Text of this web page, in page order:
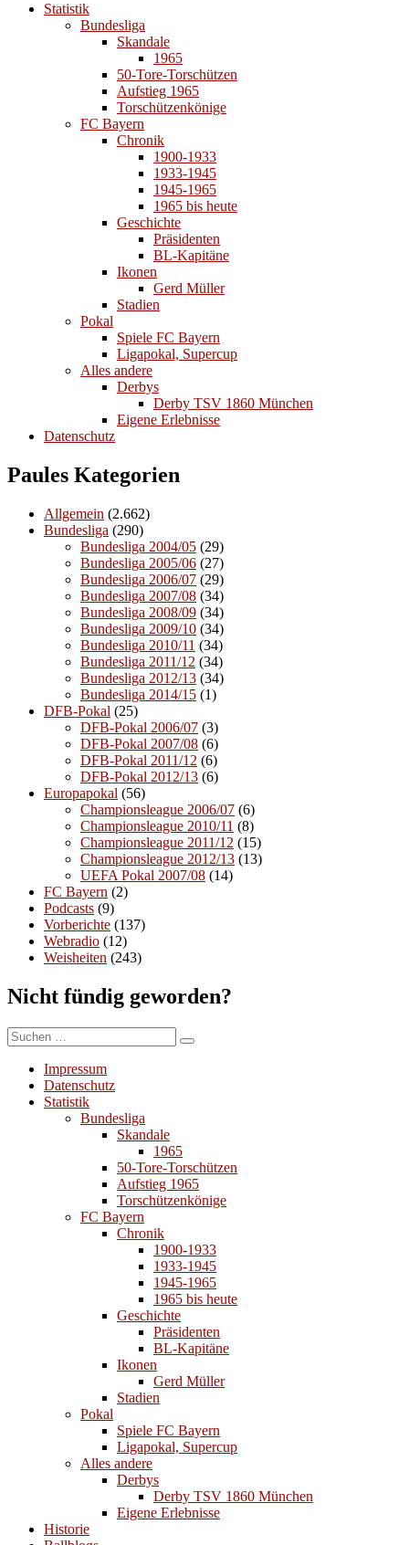
Statistik
Bundesliga
Skandale
1965
50-Tore-Torschützen
Aufstieg 1965
Torschützenkönige
FC Bayern
Chronik
1900-1933
1933-1945
1945-1965
1965 bis heute
Geschichte
Präsidenten
BL-Kapitäne
Ikonen
Gerd Müller
Stadien
Pokal
Spiele FC Bayern
Ligapokal, Supercup
Alles andere
Derbys
Derby TSV 1860 München
Eigene Erlebnisse
Datenschutz
Paules Kategorien
Allgemein (2.662)
Bundesliga (290)
Bundesliga 2004/05 (29)
Bundesliga 2005/06 (27)
Bundesliga 2006/07 (29)
Bundesliga 2007/08 (34)
Bundesliga 2008/09 (34)
Bundesliga 2009/10 (34)
Bundesliga 2010/11 (34)
Bundesliga 2011/12 (34)
Bundesliga 2012/13 (34)
Bundesliga 2014/15 (1)
DFB-Pokal (25)
DFB-Pokal 2006/07 (3)
DFB-Pokal 2007/08 (6)
DFB-Pokal 2011/12 (6)
DFB-Pokal 2012/13 (6)
Europapokal (56)
Championsleague 2006/07 (6)
Championsleague 2010/11 (8)
Championsleague 2011/12 (15)
Championsleague 2012/13 (13)
UEFA Pokal 2007/08 (14)
FC Bayern (2)
Podcasts (9)
Vorberichte (137)
Webradio (12)
Weisheiten (243)
Nicht fündig geworden?
Suchen
nach:
Suchen
Impressum
Datenschutz
Statistik
Bundesliga
Skandale
1965
50-Tore-Torschützen
Aufstieg 1965
Torschützenkönige
FC Bayern
Chronik
1900-1933
1933-1945
1945-1965
1965 bis heute
Geschichte
Präsidenten
BL-Kapitäne
Ikonen
Gerd Müller
Stadien
Pokal
Spiele FC Bayern
Ligapokal, Supercup
Alles andere
Derbys
Derby TSV 1860 München
Eigene Erlebnisse
Historie